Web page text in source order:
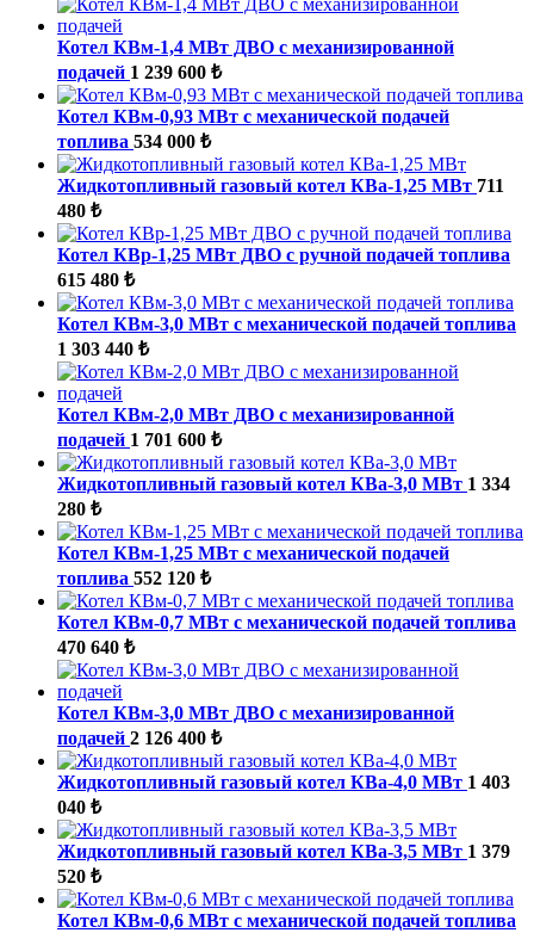
Котел КВм-1,4 МВт ДВО с механизированной
подачей 1 239 600 ₺
Котел КВм-0,93 МВт с механической подачей
топлива 534 000 ₺
Жидкотопливный газовый котел КВа-1,25 МВт 711
480 ₺
Котел КВр-1,25 МВт ДВО с ручной подачей топлива
615 480 ₺
Котел КВм-3,0 МВт с механической подачей топлива
1 303 440 ₺
Котел КВм-2,0 МВт ДВО с механизированной
подачей 1 701 600 ₺
Жидкотопливный газовый котел КВа-3,0 МВт 1 334
280 ₺
Котел КВм-1,25 МВт с механической подачей
топлива 552 120 ₺
Котел КВм-0,7 МВт с механической подачей топлива
470 640 ₺
Котел КВм-3,0 МВт ДВО с механизированной
подачей 2 126 400 ₺
Жидкотопливный газовый котел КВа-4,0 МВт 1 403
040 ₺
Жидкотопливный газовый котел КВа-3,5 МВт 1 379
520 ₺
Котел КВм-0,6 МВт с механической подачей топлива